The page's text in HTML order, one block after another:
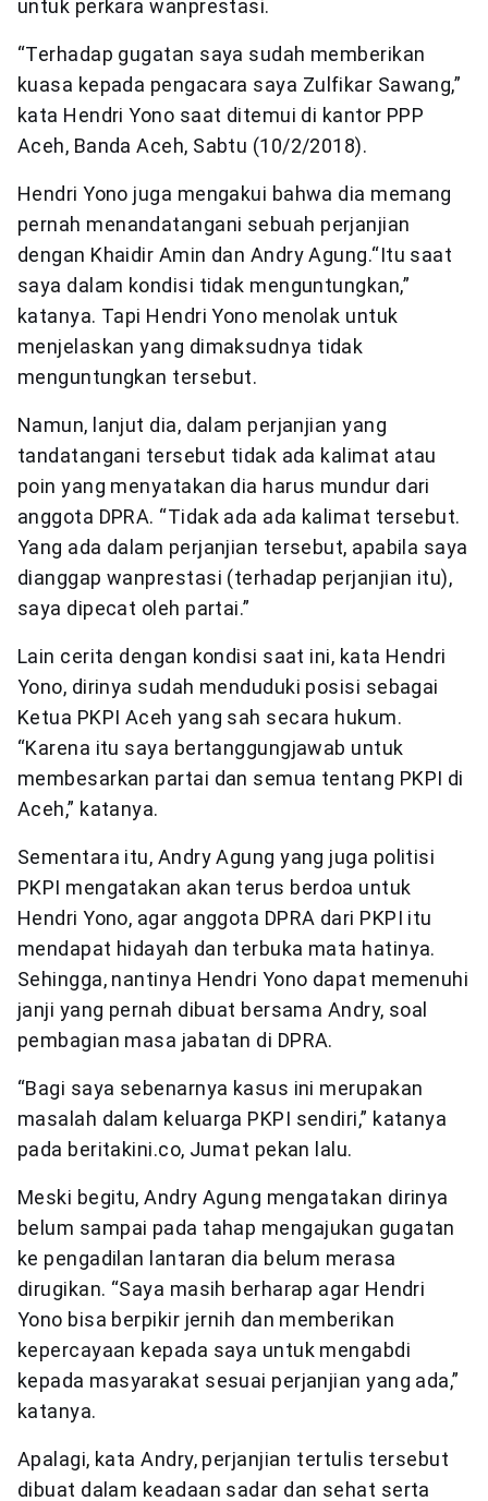
untuk perkara wanprestasi.
“Terhadap gugatan saya sudah memberikan
kuasa kepada pengacara saya Zulfikar Sawang,”
kata Hendri Yono saat ditemui di kantor PPP
Aceh, Banda Aceh, Sabtu (10/2/2018).
Hendri Yono juga mengakui bahwa dia memang
pernah menandatangani sebuah perjanjian
dengan Khaidir Amin dan Andry Agung.“Itu saat
saya dalam kondisi tidak menguntungkan,”
katanya. Tapi Hendri Yono menolak untuk
menjelaskan yang dimaksudnya tidak
menguntungkan tersebut.
Namun, lanjut dia, dalam perjanjian yang
tandatangani tersebut tidak ada kalimat atau
poin yang menyatakan dia harus mundur dari
anggota DPRA. “Tidak ada ada kalimat tersebut.
Yang ada dalam perjanjian tersebut, apabila saya
dianggap wanprestasi (terhadap perjanjian itu),
saya dipecat oleh partai.”
Lain cerita dengan kondisi saat ini, kata Hendri
Yono, dirinya sudah menduduki posisi sebagai
Ketua PKPI Aceh yang sah secara hukum.
“Karena itu saya bertanggungjawab untuk
membesarkan partai dan semua tentang PKPI di
Aceh,” katanya.
Sementara itu, Andry Agung yang juga politisi
PKPI mengatakan akan terus berdoa untuk
Hendri Yono, agar anggota DPRA dari PKPI itu
mendapat hidayah dan terbuka mata hatinya.
Sehingga, nantinya Hendri Yono dapat memenuhi
janji yang pernah dibuat bersama Andry, soal
pembagian masa jabatan di DPRA.
“Bagi saya sebenarnya kasus ini merupakan
masalah dalam keluarga PKPI sendiri,” katanya
pada beritakini.co, Jumat pekan lalu.
Meski begitu, Andry Agung mengatakan dirinya
belum sampai pada tahap mengajukan gugatan
ke pengadilan lantaran dia belum merasa
dirugikan. “Saya masih berharap agar Hendri
Yono bisa berpikir jernih dan memberikan
kepercayaan kepada saya untuk mengabdi
kepada masyarakat sesuai perjanjian yang ada,”
katanya.
Apalagi, kata Andry, perjanjian tertulis tersebut
dibuat dalam keadaan sadar dan sehat serta